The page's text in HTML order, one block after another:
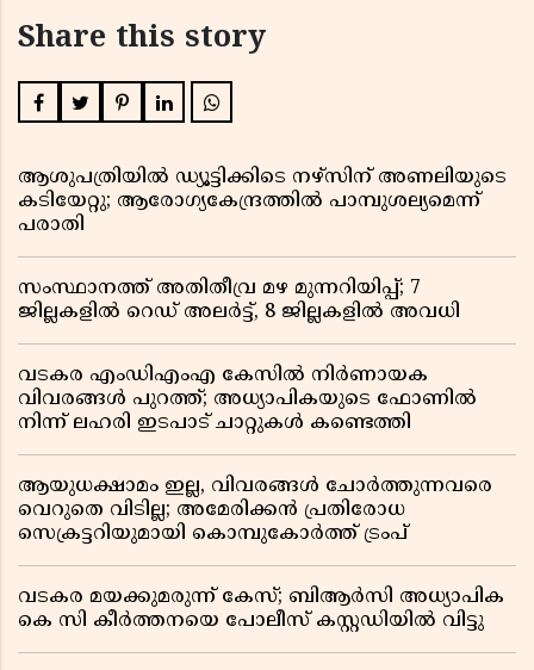
Share this story
ആശുപത്രിയിൽ ഡ്യൂട്ടിക്കിടെ നഴ്സിന് അണലിയുടെ
കടിയേറ്റു; ആരോഗ്യകേന്ദ്രത്തിൽ പാമ്പുശല്യമെന്ന്
പരാതി
സംസ്ഥാനത്ത് അതിതീവ്ര മഴ മുന്നറിയിപ്പ്; 7
ജില്ലകളിൽ റെഡ് അലർട്ട്, 8 ജില്ലകളിൽ അവധി
വടകര എംഡിഎംഎ കേസിൽ നിർണായക
വിവരങ്ങൾ പുറത്ത്; അധ്യാപികയുടെ ഫോണിൽ
നിന്ന് ലഹരി ഇടപാട് ചാറ്റുകൾ കണ്ടെത്തി
ആയുധക്ഷാമം ഇല്ല, വിവരങ്ങൾ ചോർത്തുന്നവരെ
വെറുതെ വിടില്ല; അമേരിക്കൻ പ്രതിരോധ
സെക്രട്ടറിയുമായി കൊമ്പുകോർത്ത് ട്രംപ്
വടകര മയക്കുമരുന്ന് കേസ്; ബിആർസി അധ്യാപിക
കെ സി കീർത്തനയെ പോലീസ് കസ്റ്റഡിയിൽ വിട്ടു